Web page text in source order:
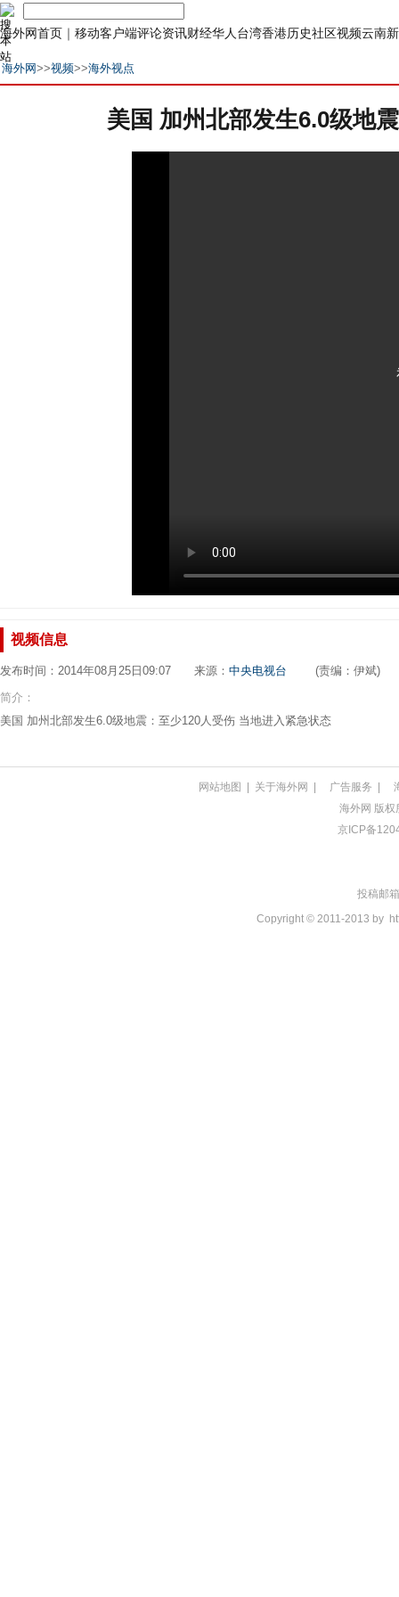
海外网首页 ｜ 移动客户端评论资讯财经华人 台湾香港历史社区视频云南
海外网>>视频>>海外视点
美国 加州北部发生6.0级地
视频信息
发布时间：2014年08月25日09:07 来源： 中央电视台 (责编：伊斌)
简介：
美国 加州北部发生6.0级地震：至少120人受伤 当地进入紧急状态
网站地图 | 关于海外网 | 广告服务 |
海外网 版权
京ICP备
投稿邮
Copyright © 2011-2013 by